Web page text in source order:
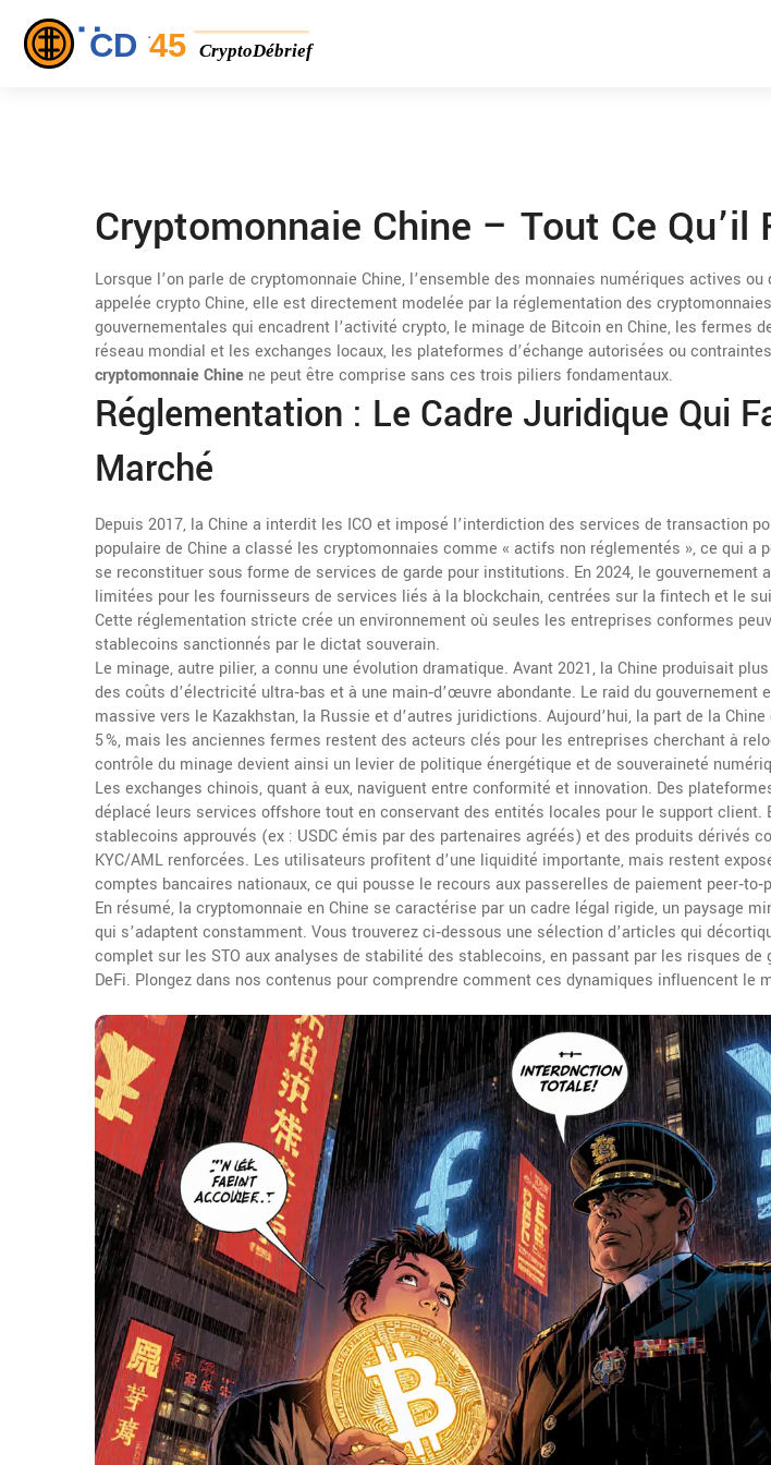
Cryptomonnaie Chine – Tout Ce Qu’il
Lorsque l’on parle de cryptomonnaie Chine, l’ensemble des monnaies numériques actives
appelée crypto Chine, elle est directement modelée par la réglementation des
gouvernementales qui encadrent l’activité crypto, le minage de Bitcoin en Chine, les fermes
réseau mondial et les exchanges locaux, les plateformes d’échange autorisées ou
cryptomonnaie Chine ne peut être comprise sans ces trois piliers fondamentaux.
Réglementation : Le Cadre Juridique Qui
Marché
Depuis 2017, la Chine a interdit les ICO et imposé l’interdiction des services de transaction
populaire de Chine a classé les cryptomonnaies comme « actifs non réglementés », ce qui a
se reconstituer sous forme de services de garde pour institutions. En 2024, le gouvernement
limitées pour les fournisseurs de services liés à la blockchain, centrées sur la fintech et le
Cette réglementation stricte crée un environnement où seules les entreprises conformes
stablecoins sanctionnés par le dictat souverain.
Le minage, autre pilier, a connu une évolution dramatique. Avant 2021, la Chine produisait
des coûts d’électricité ultra‑bas et à une main‑d’œuvre abondante. Le raid du gouvernement
massive vers le Kazakhstan, la Russie et d’autres juridictions. Aujourd’hui, la part de la
5 %, mais les anciennes fermes restent des acteurs clés pour les entreprises cherchant à
contrôle du minage devient ainsi un levier de politique énergétique et de souveraineté
Les exchanges chinois, quant à eux, naviguent entre conformité et innovation. Des
déplacé leurs services offshore tout en conservant des entités locales pour le support client.
stablecoins approuvés (ex : USDC émis par des partenaires agréés) et des produits dérivés
KYC/AML renforcées. Les utilisateurs profitent d’une liquidité importante, mais restent
comptes bancaires nationaux, ce qui pousse le recours aux passerelles de paiement
En résumé, la cryptomonnaie en Chine se caractérise par un cadre légal rigide, un paysage
qui s’adaptent constamment. Vous trouverez ci‑dessous une sélection d’articles qui
complet sur les STO aux analyses de stabilité des stablecoins, en passant par les risques de
DeFi. Plongez dans nos contenus pour comprendre comment ces dynamiques influencent le